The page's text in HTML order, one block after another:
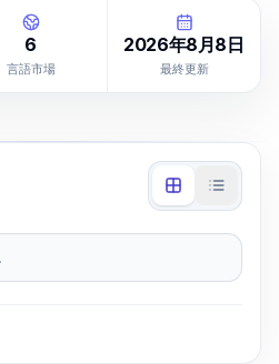
6
言語市場
2026年8月8日
最終更新